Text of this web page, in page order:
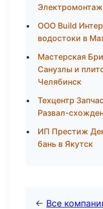
ООО Build
водостоки в
Мастерская
Санузлы и
Челябинск
Техцентр
Развал-
ИП Престиж
бань в Якутск
← Все